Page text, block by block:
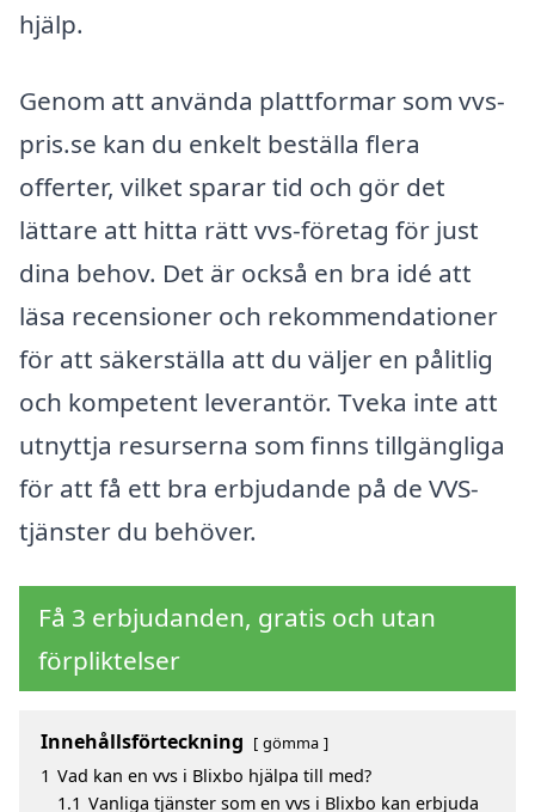
hjälp.
Genom att använda plattformar som vvs-
pris.se kan du enkelt beställa flera
offerter, vilket sparar tid och gör det
lättare att hitta rätt vvs-företag för just
dina behov. Det är också en bra idé att
läsa recensioner och rekommendationer
för att säkerställa att du väljer en pålitlig
och kompetent leverantör. Tveka inte att
utnyttja resurserna som finns tillgängliga
för att få ett bra erbjudande på de VVS-
tjänster du behöver.
Få 3 erbjudanden, gratis och utan
förpliktelser
Innehållsförteckning gömma
1 Vad kan en vvs i Blixbo hjälpa till med?
1.1 Vanliga tjänster som en vvs i Blixbo kan erbjuda